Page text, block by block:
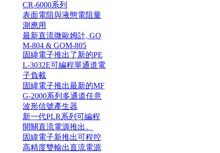
CR-6000系列
表面電阻與液態電阻量
測應用
最新直流微歐姆計, GO
M-804 & GOM-805
固緯電子推出了新的PE
L-3032E可編程單通道電
子負載
固緯電子推出最新的MF
G-2000系列多通道任意
波形信號產生器
新一代PLR系列可編程
開關直流電源推出。
固緯電子新推出可程控
高精度雙輸出直流電源